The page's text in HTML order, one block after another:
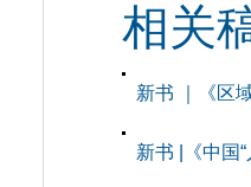
相关
新书 ｜《区
新书 |《中国